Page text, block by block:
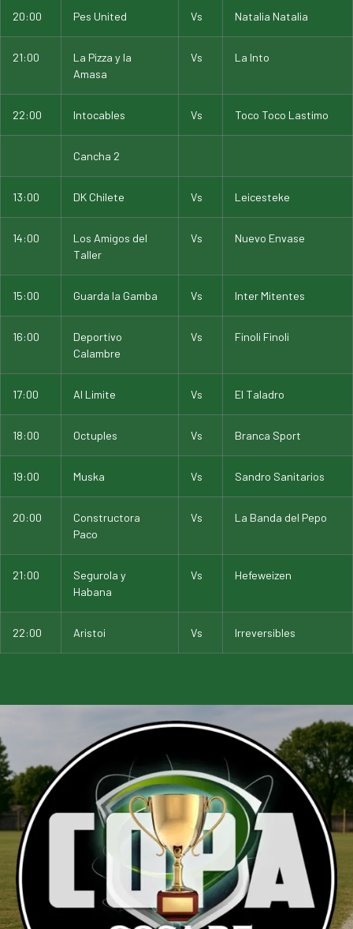
20:00 Pes United Vs Natalia Natalia
21:00
La Pizza y la
Amasa
Vs La Into
22:00 Intocables Vs Toco Toco Lastimo
Cancha 2
13:00 DK Chilete Vs Leicesteke
14:00
Los Amigos del
Taller
Vs Nuevo Envase
15:00 Guarda la Gamba Vs Inter Mitentes
16:00
Deportivo
Calambre
Vs Finoli Finoli
17:00 Al Limite Vs El Taladro
18:00 Octuples Vs Branca Sport
19:00 Muska Vs Sandro Sanitarios
20:00
Constructora
Paco
Vs La Banda del Pepo
21:00
Segurola y
Habana
Vs Hefeweizen
22:00 Aristoi Vs Irreversibles